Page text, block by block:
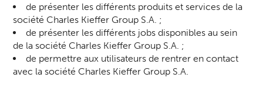
de présenter les différents produits et services de la
société Charles Kieffer Group S.A. ;
de présenter les différents jobs disponibles au sein
de la société Charles Kieffer Group S.A. ;
de permettre aux utilisateurs de rentrer en contact
avec la société Charles Kieffer Group S.A.